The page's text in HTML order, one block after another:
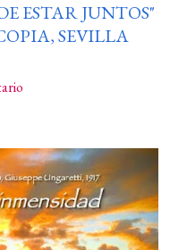
ESTAR JUNTOS"
SEVILLA